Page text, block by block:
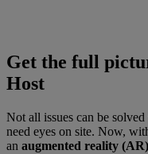
Get the full
Host
Not all issues can be
need eyes on site. Now,
an augmented reality (AR)